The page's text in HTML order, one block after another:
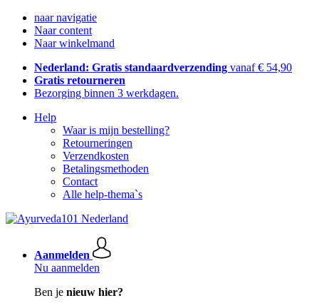
naar navigatie
Naar content
Naar winkelmand
Nederland: Gratis standaardverzending vanaf € 54,90
Gratis retourneren
Bezorging binnen 3 werkdagen.
Help
Waar is mijn bestelling?
Retourneringen
Verzendkosten
Betalingsmethoden
Contact
Alle help-thema`s
Aanmelden
Nu aanmelden
Ben je nieuw hier?